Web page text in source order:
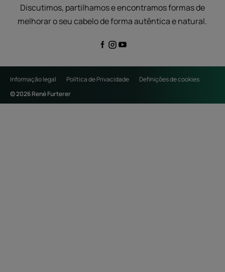
Discutimos, partilhamos e encontramos formas de
melhorar o seu cabelo de forma autêntica e natural.
Informação legal Política de Privacidade
Definições de cookies
© 2026 René Furterer